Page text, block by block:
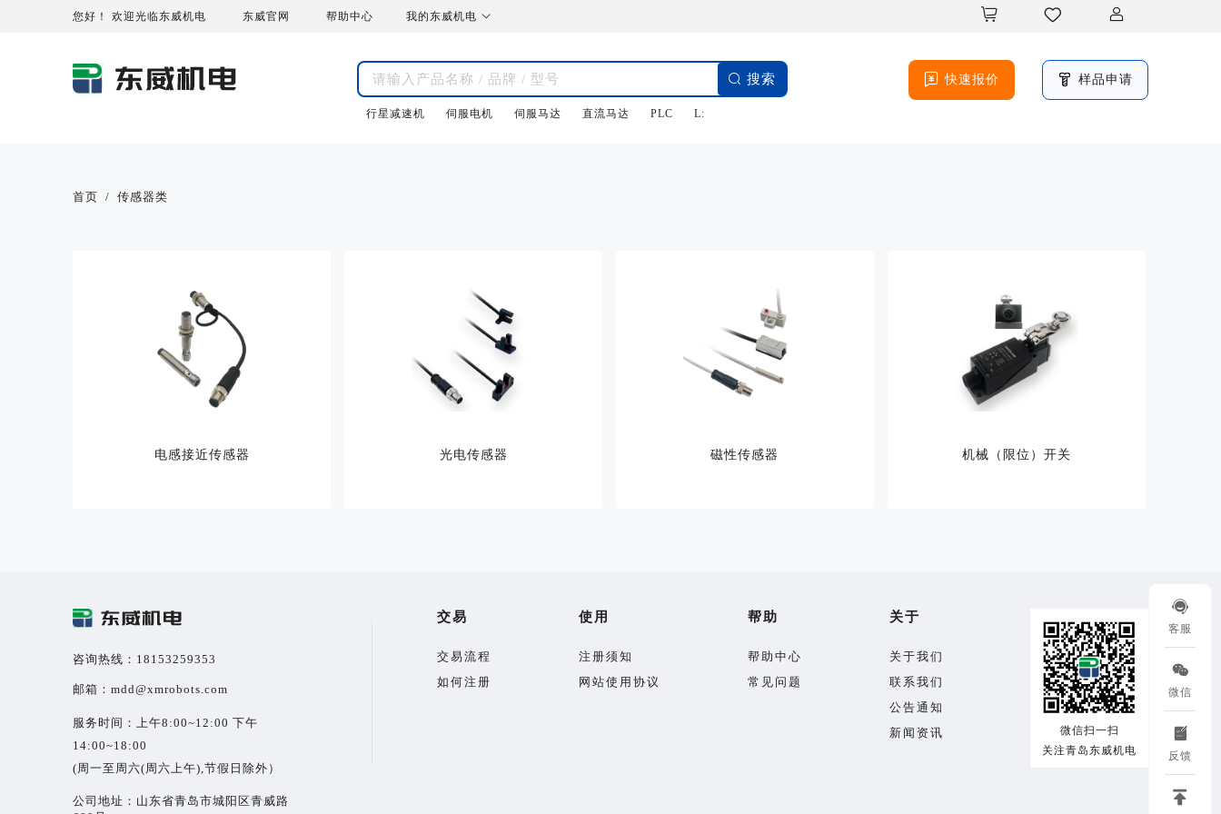
您好！ 欢迎光临东威机电 东威官网 帮助中心 我的东威机电    
 搜索
行星减速机 伺服电机 伺服马达 直流马达 PLC L:
 快速报价  样品申请
首页 / 传感器类
电感接近传感器 光电传感器 磁性传感器 机械（限位）开关

客服

微信

反馈

咨询热线：18153259353
邮箱：mdd@xmrobots.com
服务时间：上午8:00~12:00 下午
14:00~18:00
(周一至周六(周六上午),节假日除外）
公司地址：山东省青岛市城阳区青威路
交易
交易流程
如何注册
使用
注册须知
网站使用协议
帮助
帮助中心
常见问题
关于
关于我们
联系我们
公告通知
新闻资讯
微信扫一扫
关注青岛东威机电